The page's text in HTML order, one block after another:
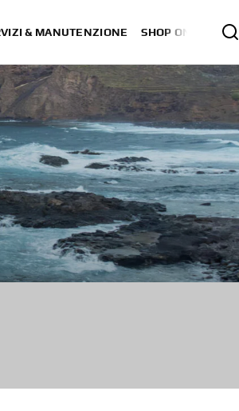
& MANUTENZIONE SHOP ONLINE